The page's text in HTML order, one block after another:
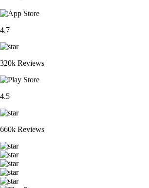
4.7
320k Reviews
4.5
660k Reviews